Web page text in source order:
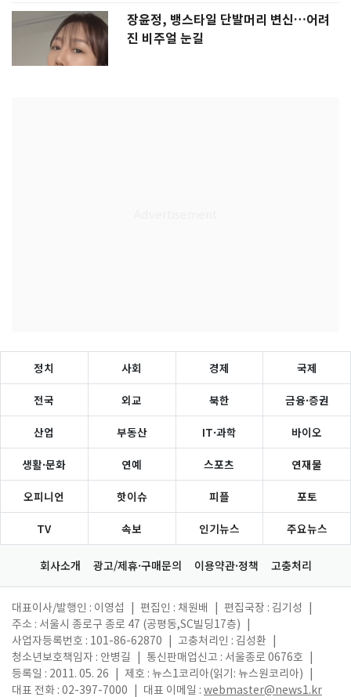
장윤정, 뱅스타일 단발머리 변신…어려
진 비주얼 눈길
정치 사회 경제 국제
전국 외교 북한 금융·증권
산업 부동산 IT·과학 바이오
생활·문화 연예 스포츠 연재물
오피니언 핫이슈 피플 포토
TV 속보 인기뉴스 주요뉴스
회사소개 광고/제휴·구매문의 이용약관·정책 고충처리
대표이사/발행인 : 이영섭 편집인 : 채원배 편집국장 : 김기성
주소 : 서울시 종로구 종로 47 (공평동,SC빌딩17층)
사업자등록번호 : 101-86-62870
고충처리인 : 김성환
청소년보호책임자 : 안병길
통신판매업신고 : 서울종로 0676호
등록일 : 2011. 05. 26
제호 : 뉴스1코리아(읽기: 뉴스원코리아)
대표 전화 : 02-397-7000
대표 이메일 : webmaster@news1.kr